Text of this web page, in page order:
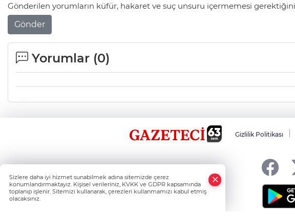
Gönderilen yorumların küfür, hakaret ve suç unsuru içermemesi gerektiğini
Gönder
Yorumlar (0)
Gizlilik Politikası
Sizlere daha iyi hizmet sunabilmek adına sitemizde çerez
konumlandırmaktayız. Kişisel verileriniz, KVKK ve GDPR kapsamında
toplanıp işlenir. Sitemizi kullanarak, çerezleri kullanmamızı kabul etmiş
olacaksınız.
Whatsapp